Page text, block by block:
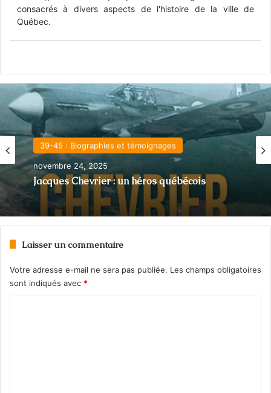
consacrés à divers aspects de l'histoire de la ville de
Québec.
39-45 : Biographies et témoignages
novembre 24, 2025
Jacques Chevrier : un héros québécois
La Seconde Guerre mondiale
octobre 13, 2025
Roger Gagnon, force de la nature et héros
des FMR
Laisser un commentaire
Votre adresse e-mail ne sera pas publiée. Les champs obligatoires
sont indiqués avec *